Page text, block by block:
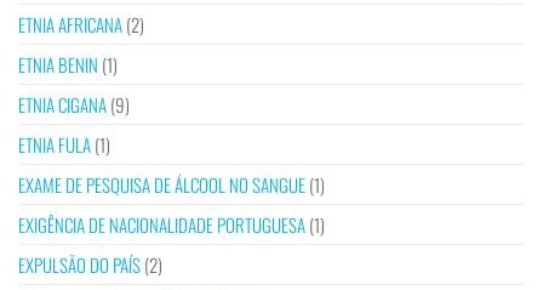
ETNIA AFRICANA(2)
ETNIA BENIN (1)
ETNIA CIGANA(9)
ETNIA FULA(1)
EXAME DE PESQUISA DE ÁLCOOL NO SANGUE(1)
EXIGÊNCIA DE NACIONALIDADE PORTUGUESA(1)
EXPULSÃO DO PAÍS(2)